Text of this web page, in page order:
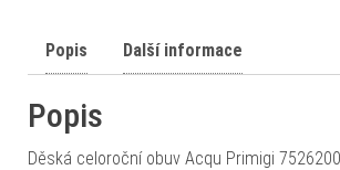
Popis Další informace
Popis
Děská celoroční obuv Acqu Primigi 7526200